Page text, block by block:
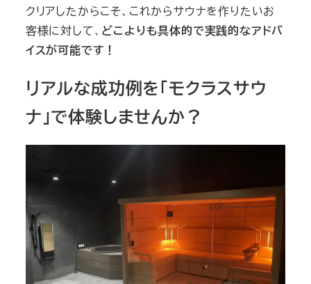
クリアしたからこそ、これからサウナを作りたいお
客様に対して、 どこよりも具体的で実践的なアドバ
イスが可能です！
リアルな成功例を「モクラスサウ
ナ」で体験しませんか？